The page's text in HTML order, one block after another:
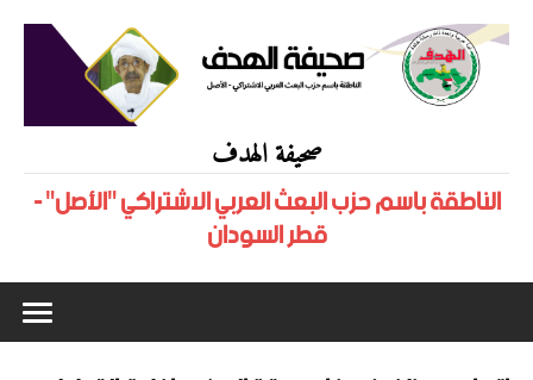
صحيفة الهدف
الناطقة باسم حزب البعث العربي الاشتراكي "الأصل" -
قطر السودان